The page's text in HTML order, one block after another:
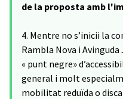
de la proposta amb
4. Mentre no s’inicii la
Rambla Nova i
« punt negre»
general i molt
mobilitat reduïda o